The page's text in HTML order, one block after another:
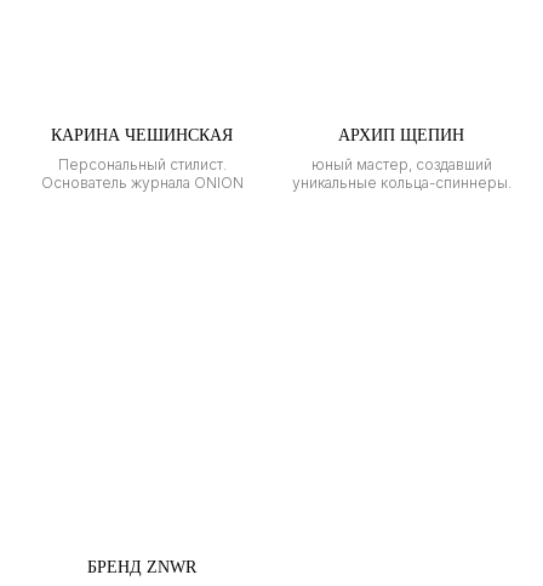
КАРИНА ЧЕШИНСКАЯ
Персональный стилист.
Основатель журнала ONION
АРХИП ЩЕПИН
юный мастер, создавший
уникальные кольца-спиннеры.
БРЕНД ZNWR